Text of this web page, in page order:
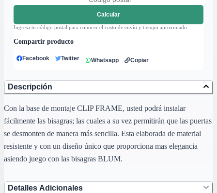
Calcular
Ingresa tu código postal para conocer el costo de envío y tiempo aproximado
Compartir producto
Facebook Twitter Whatsapp Copiar
Descripción
Con la base de montaje CLIP FRAME, usted podrá instalar
fácilmente las bisagras; las cuales a su vez permitirán que las puertas
se desmonten de manera más sencilla. Esta elaborada de material
resistente y con un diseño único que proporciona mas elegancia
asiendo juego con las bisagras BLUM.
Detalles Adicionales